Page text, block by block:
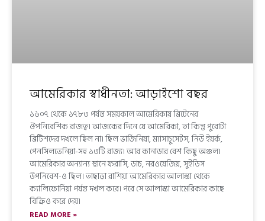
আমেরিকার স্বাধীনতা: আড়াইশো বছর
১৬০৭ থেকে ১৭৮৩ পর্যন্ত সময়কাল আমেরিকায় ব্রিটেনের
ঔপনিবেশিক রাজত্ব। আজকের দিনে যে আমেরিকা, তা কিন্তু পুরোটা
ব্রিটিশদের দখলে ছিল না। ছিল ভার্জিনিয়া, ম্যাসাচুসেটস, নিউ ইয়র্ক,
পেনসিলভেনিয়া-সহ ১৩টি রাজ্য। আর কানাডার বেশ কিছু অঞ্চল।
আমেরিকার অন্যান্য স্থানে ফরাসি, ডাচ, নরওয়েজিয়, সুইডিস
উপনিবেশ-ও ছিল। তাছাড়া রাশিয়া আমেরিকার আলাস্কা থেকে
ক্যালিফোর্নিয়া পর্যন্ত দখল করে। পরে সে আলাস্কা আমেরিকার কাছে
বিক্রিও করে দেয়।
READ MORE »